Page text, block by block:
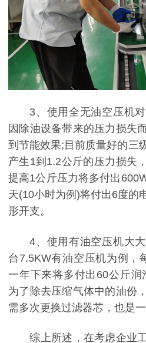
3、使用全无油空压机
因除油设备带来的压力损失
到节能效果;目前质量好的三
产生1到1.2公斤的压力损失
提高1公斤压力将多付出
天(10小时为例)将付出6度的
形开支。
4、使用有油空压机大
台7.5KW有油空压机为例，
一年下来将多付出60公斤润
为了除去压缩气体中的油份
需多次更换过滤器芯，也是一
综上所述，在考虑企业